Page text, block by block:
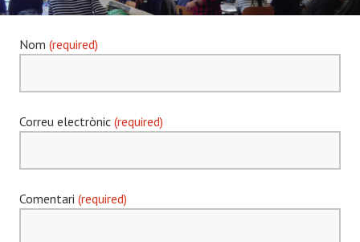
Nom (required)
Correu electrònic (required)
Comentari (required)